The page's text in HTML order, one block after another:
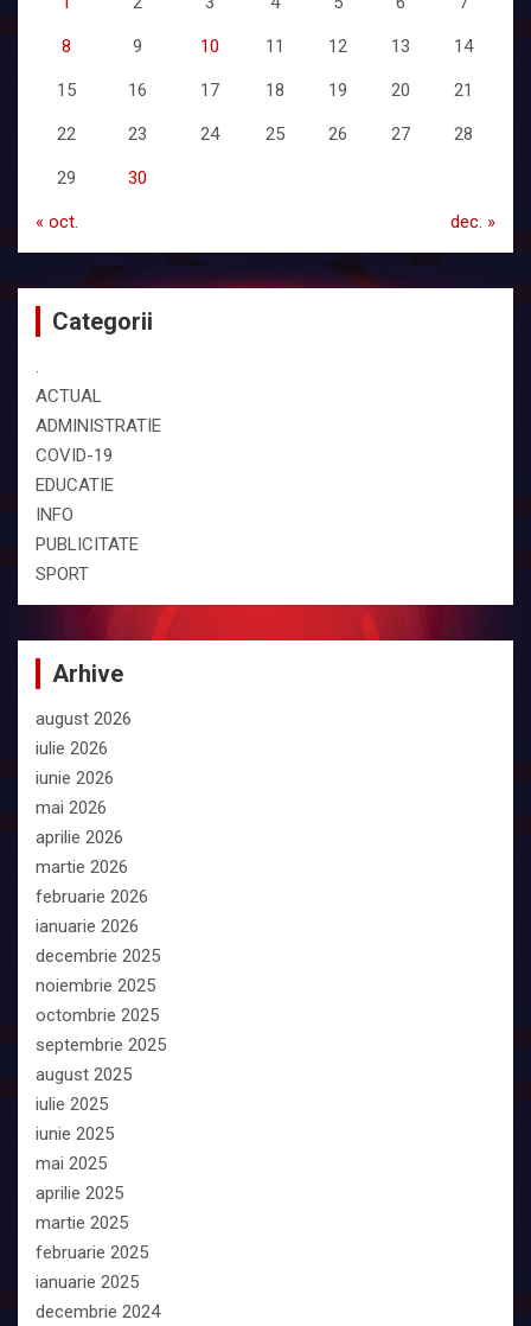
8 9 10 11 12 13 14
15 16 17 18 19 20 21
22 23 24 25 26 27 28
29 30
« oct. dec. »
Categorii
ACTUAL
ADMINISTRATIE
COVID-19
EDUCATIE
INFO
PUBLICITATE
SPORT
Arhive
august 2026
iulie 2026
iunie 2026
mai 2026
aprilie 2026
martie 2026
februarie 2026
ianuarie 2026
decembrie 2025
noiembrie 2025
octombrie 2025
septembrie 2025
august 2025
iulie 2025
iunie 2025
mai 2025
aprilie 2025
martie 2025
februarie 2025
ianuarie 2025
decembrie 2024